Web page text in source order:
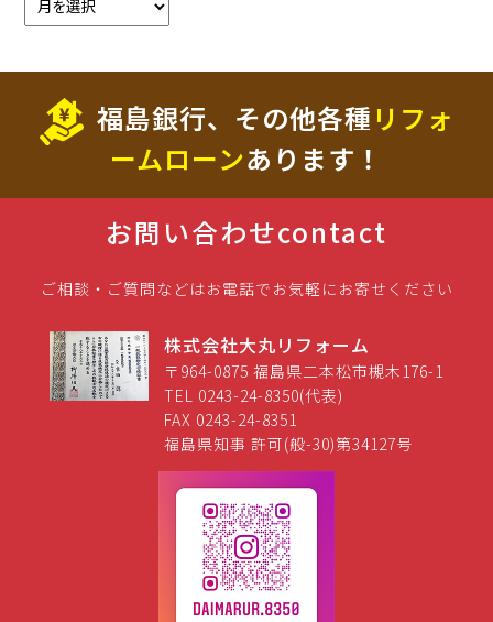
福島銀行、その他各種 リフォ
ームローンあります！
お問い合わせcontact
ご相談・ご質問などはお電話でお気軽にお寄せください
株式会社大丸リフォーム
〒964-0875 福島県二本松市槻木176-1
TEL 0243-24-8350(代表)
FAX 0243-24-8351
福島県知事 許可(般-30)第34127号